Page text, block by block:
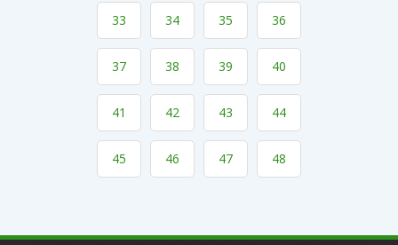
33 34 35 36
37 38 39 40
41 42 43 44
45 46 47 48